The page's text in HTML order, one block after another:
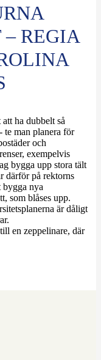
REGIA
ha dubbelt så
te man planera för
och
exempelvis
bygga upp stora tält
därför på rektorns
bygga nya
som blåses upp.
är dåligt
en zeppelinare, där